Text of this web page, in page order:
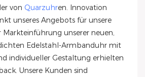
von Quarzuhren. Innovation
unseres Angebots für unsere
Markteinführung unserer neuen,
Edelstahl-Armbanduhr mit
individueller Gestaltung erhielten
Unsere Kunden sind